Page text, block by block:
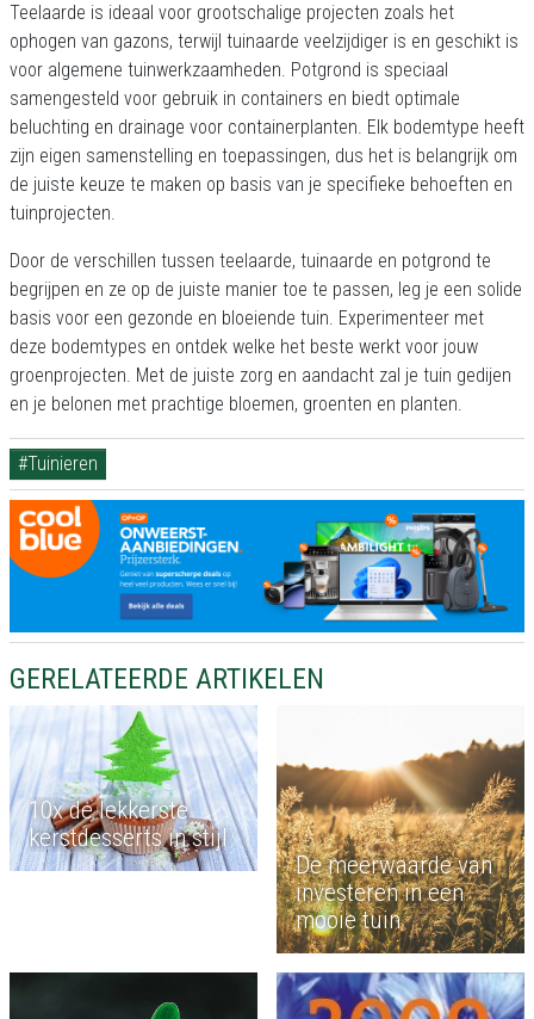
Teelaarde is ideaal voor grootschalige projecten zoals het
ophogen van gazons, terwijl tuinaarde veelzijdiger is en geschikt is
voor algemene tuinwerkzaamheden. Potgrond is speciaal
samengesteld voor gebruik in containers en biedt optimale
beluchting en drainage voor containerplanten. Elk bodemtype heeft
zijn eigen samenstelling en toepassingen, dus het is belangrijk om
de juiste keuze te maken op basis van je specifieke behoeften en
tuinprojecten.
Door de verschillen tussen teelaarde, tuinaarde en potgrond te
begrijpen en ze op de juiste manier toe te passen, leg je een solide
basis voor een gezonde en bloeiende tuin. Experimenteer met
deze bodemtypes en ontdek welke het beste werkt voor jouw
groenprojecten. Met de juiste zorg en aandacht zal je tuin gedijen
en je belonen met prachtige bloemen, groenten en planten.
#Tuinieren
GERELATEERDE ARTIKELEN
10x de lekkerste
kerstdesserts in stijl
De meerwaarde van
investeren in een
mooie tuin